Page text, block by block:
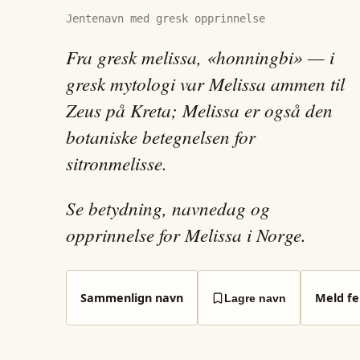
Jentenavn med gresk opprinnelse
Fra gresk melissa, «honningbi» — i
gresk mytologi var Melissa ammen til
Zeus på Kreta; Melissa er også den
botaniske betegnelsen for
sitronmelisse.
Se betydning, navnedag og
opprinnelse for Melissa i Norge.
Sammenlign navn Lagre navn Meld